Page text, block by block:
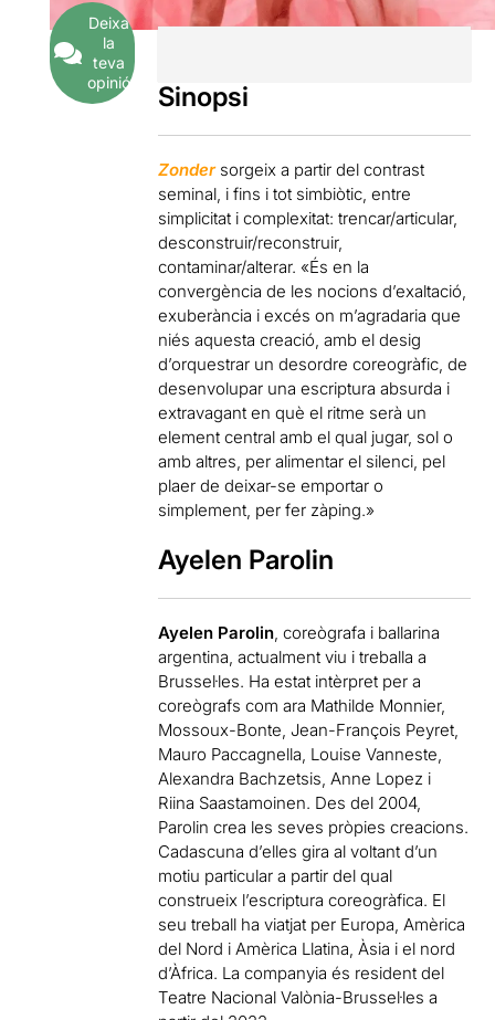
Deixa
la
teva
opinió
Sinopsi
Zonder sorgeix a partir del contrast
seminal, i fins i tot simbiòtic, entre
simplicitat i complexitat: trencar/articular,
desconstruir/reconstruir,
contaminar/alterar. «És en la
convergència de les nocions d’exaltació,
exuberància i excés on m’agradaria que
niés aquesta creació, amb el desig
d’orquestrar un desordre coreogràfic, de
desenvolupar una escriptura absurda i
extravagant en què el ritme serà un
element central amb el qual jugar, sol o
amb altres, per alimentar el silenci, pel
plaer de deixar-se emportar o
simplement, per fer zàping.»
Ayelen Parolin
Ayelen Parolin, coreògrafa i ballarina
argentina, actualment viu i treballa a
Brussel·les. Ha estat intèrpret per a
coreògrafs com ara Mathilde Monnier,
Mossoux-Bonte, Jean-François Peyret,
Mauro Paccagnella, Louise Vanneste,
Alexandra Bachzetsis, Anne Lopez i
Riina Saastamoinen. Des del 2004,
Parolin crea les seves pròpies creacions.
Cadascuna d’elles gira al voltant d’un
motiu particular a partir del qual
construeix l’escriptura coreogràfica. El
seu treball ha viatjat per Europa, Amèrica
del Nord i Amèrica Llatina, Àsia i el nord
d’Àfrica. La companyia és resident del
Teatre Nacional Valònia-Brussel·les a